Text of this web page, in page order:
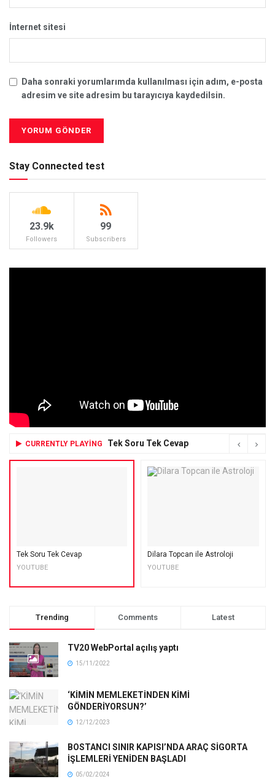
İnternet sitesi
Daha sonraki yorumlarımda kullanılması için adım, e-posta
adresim ve site adresim bu tarayıcıya kaydedilsin.
Stay Connected test
23.9k
Followers
99
Subscribers
CURRENTLY PLAYING Tek Soru Tek Cevap
Tek Soru Tek Cevap
YOUTUBE
Dilara Topcan ile Astroloji
YOUTUBE
Trending Comments Latest
TV20 WebPortal açılış yaptı
15/11/2022
‘KİMİN MEMLEKETİNDEN KİMİ
GÖNDERİYORSUN?’
12/12/2023
BOSTANCI SINIR KAPISI’NDA ARAÇ SİGORTA
İŞLEMLERİ YENİDEN BAŞLADI
05/02/2024